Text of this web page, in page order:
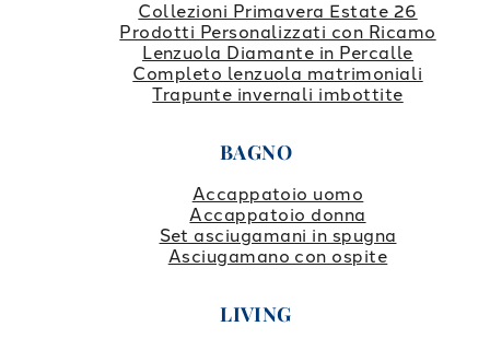
Collezioni Primavera Estate 26
Prodotti Personalizzati con Ricamo
Lenzuola Diamante in Percalle
Completo lenzuola matrimoniali
Trapunte invernali imbottite
BAGNO
Accappatoio uomo
Accappatoio donna
Set asciugamani in spugna
Asciugamano con ospite
LIVING